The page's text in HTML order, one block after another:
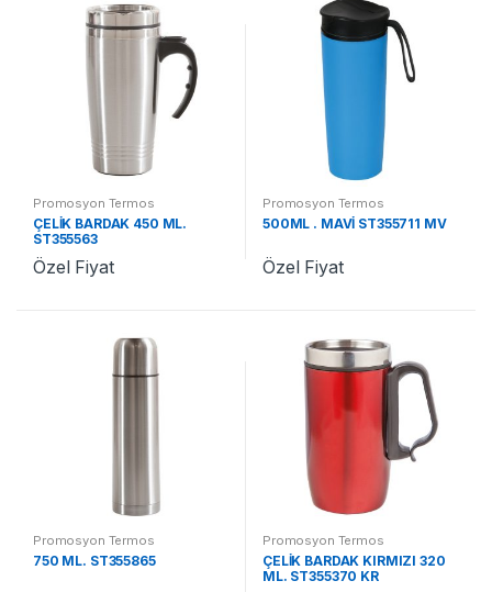
Promosyon Termos
ÇELİK BARDAK 450 ML.
ST355563
Özel Fiyat
Promosyon Termos
500ML . MAVİ ST355711 MV
Özel Fiyat
Promosyon Termos
750 ML. ST355865
Promosyon Termos
ÇELİK BARDAK KIRMIZI 320
ML. ST355370 KR